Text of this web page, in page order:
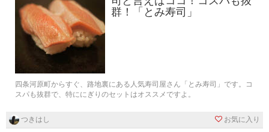
群！「とみ寿司」
四条河原町からすぐ、路地裏にある人気寿司屋さん「とみ寿司」です。コ
スパも抜群で、特ににぎりのセットはオススメですよ。
つきはし お気に入り